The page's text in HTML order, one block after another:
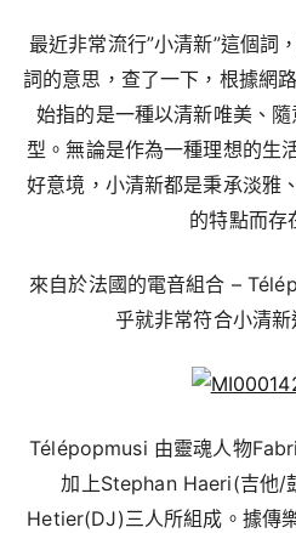
最近非常流行”小清新”這個詞
詞的意思，查了一下，根據網
始指的是一種以清新唯美、
型。無論是作為一種理想的生
好意境，小清新都是秉承淡雅
的特點而存
來自於法國的電音組合 –
乎就非常符合小清新
Télépopmusi 由靈魂人物
加上Stephan Haeri(吉他/
Hetier(DJ)三人所組成。據傳